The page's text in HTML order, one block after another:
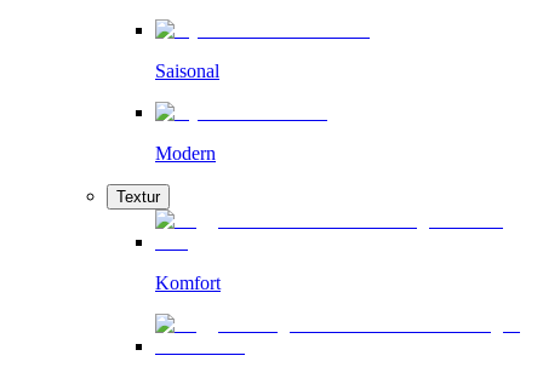
Saisonal
Modern
Textur
Komfort